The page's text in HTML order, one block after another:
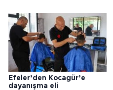
Efeler’den Kocagür’e
dayanışma eli